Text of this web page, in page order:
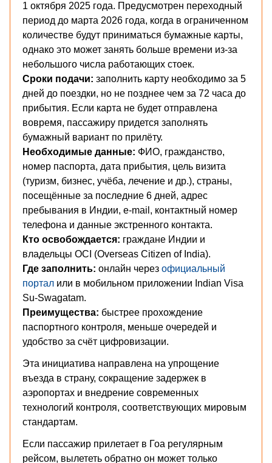
1 октября 2025 года. Предусмотрен переходный
период до марта 2026 года, когда в ограниченном
количестве будут приниматься бумажные карты,
однако это может занять больше времени из-за
небольшого числа работающих стоек.
Сроки подачи: заполнить карту необходимо за 5
дней до поездки, но не позднее чем за 72 часа до
прибытия. Если карта не будет отправлена
вовремя, пассажиру придется заполнять
бумажный вариант по прилёту.
Необходимые данные: ФИО, гражданство,
номер паспорта, дата прибытия, цель визита
(туризм, бизнес, учёба, лечение и др.), страны,
посещённые за последние 6 дней, адрес
пребывания в Индии, e-mail, контактный номер
телефона и данные экстренного контакта.
Кто освобождается: граждане Индии и
владельцы OCI (Overseas Citizen of India).
Где заполнить: онлайн через официальный
портал или в мобильном приложении Indian Visa
Su-Swagatam.
Преимущества: быстрее прохождение
паспортного контроля, меньше очередей и
удобство за счёт цифровизации.
Эта инициатива направлена на упрощение
въезда в страну, сокращение задержек в
аэропортах и внедрение современных
технологий контроля, соответствующих мировым
стандартам.
Если пассажир прилетает в Гоа регулярным
рейсом, вылететь обратно он может только